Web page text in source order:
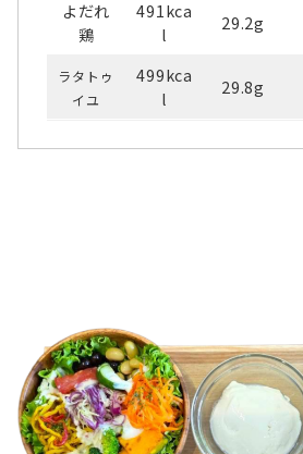
よだれ
鶏
491kca
l
29.2g
ラタトゥ
イユ
499kca
l
29.8g